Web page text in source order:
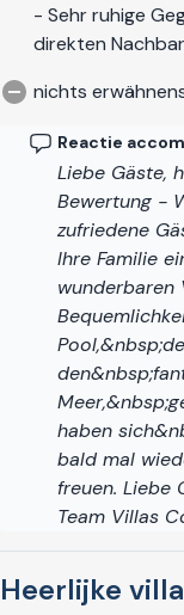
- Sehr ruhige
direkten
nichts
Reactie
Liebe Gäste,
Bewertung -
zufriedene
Ihre Familie
wunderbaren
haben
bald mal
freuen. Liebe
Team Villas
Heerlijke villa